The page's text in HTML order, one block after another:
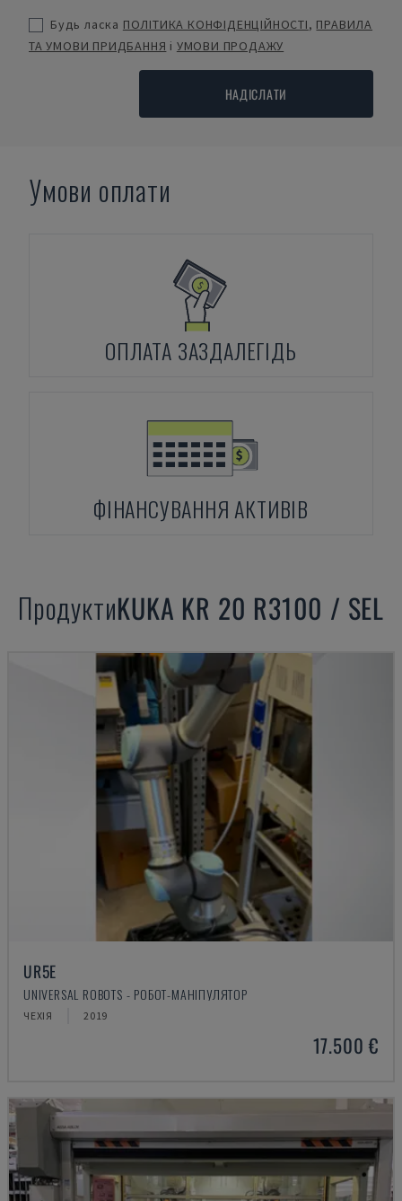
Будь ласка ПОЛІТИКА КОНФІДЕНЦІЙНОСТІ, ПРАВИЛА
ТА УМОВИ ПРИДБАННЯ і УМОВИ ПРОДАЖУ
НАДІСЛАТИ
Умови оплати
ОПЛАТА ЗАЗДАЛЕГІДЬ
ФІНАНСУВАННЯ АКТИВІВ
ПродуктиKUKA KR 20 R3100 / SEL
UR5E
UNIVERSAL ROBOTS - РОБОТ-МАНІПУЛЯТОР
ЧЕХІЯ 2019
17.500 €